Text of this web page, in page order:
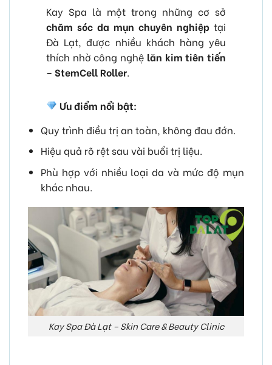
Kay Spa là một trong những cơ sở
chăm sóc da mụn chuyên nghiệp tại
Đà Lạt, được nhiều khách hàng yêu
thích nhờ công nghệ lăn kim tiên tiến
– StemCell Roller.
Ưu điểm nổi bật:
Quy trình điều trị an toàn, không đau đớn.
Hiệu quả rõ rệt sau vài buổi trị liệu.
Phù hợp với nhiều loại da và mức độ mụn
khác nhau.
Kay Spa Đà Lạt – Skin Care & Beauty Clinic